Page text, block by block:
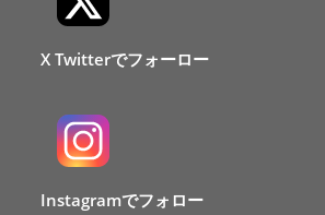
X Twitterでフォーロー
Instagramでフォロー